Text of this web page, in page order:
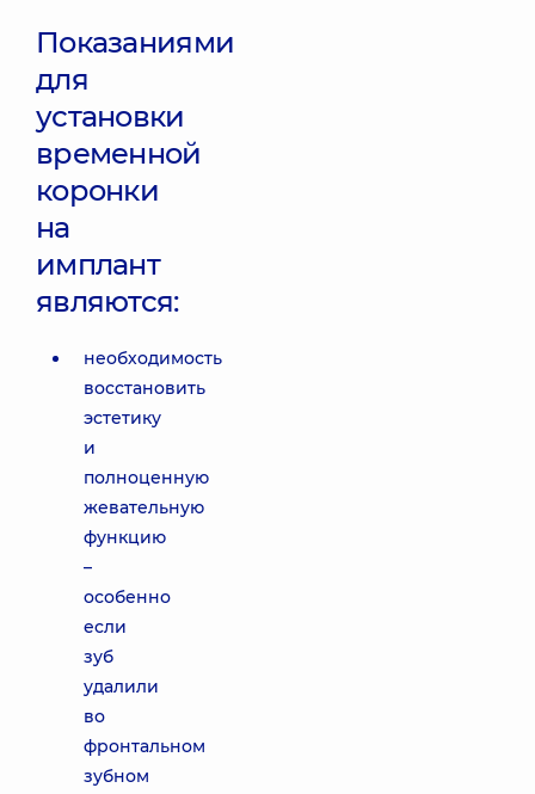
Показаниями
для
установки
временной
коронки
на
имплант
являются:
необходимость
восстановить
эстетику
и
полноценную
жевательную
функцию
–
особенно
если
зуб
удалили
во
фронтальном
зубном